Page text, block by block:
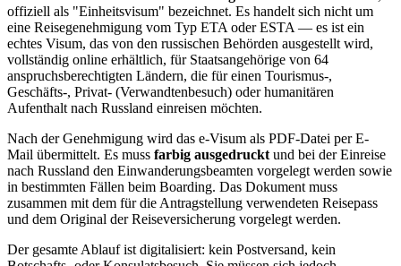
offiziell als "Einheitsvisum" bezeichnet. Es handelt sich nicht um
eine Reisegenehmigung vom Typ ETA oder ESTA — es ist ein
echtes Visum, das von den russischen Behörden ausgestellt wird,
vollständig online erhältlich, für Staatsangehörige von 64
anspruchsberechtigten Ländern, die für einen Tourismus-,
Geschäfts-, Privat- (Verwandtenbesuch) oder humanitären
Aufenthalt nach Russland einreisen möchten.
Nach der Genehmigung wird das e-Visum als PDF-Datei per E-
Mail übermittelt. Es muss farbig ausgedruckt und bei der Einreise
nach Russland den Einwanderungsbeamten vorgelegt werden sowie
in bestimmten Fällen beim Boarding. Das Dokument muss
zusammen mit dem für die Antragstellung verwendeten Reisepass
und dem Original der Reiseversicherung vorgelegt werden.
Der gesamte Ablauf ist digitalisiert: kein Postversand, kein